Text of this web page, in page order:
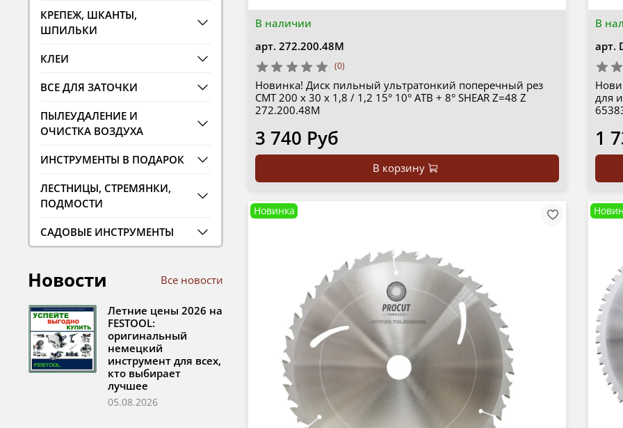
В наличии
арт. 272.200.48M
(0)
Новинка! Диск пильный ультратонкий поперечный рез
CMT 200 x 30 x 1,8 / 1,2 15° 10° ATB + 8° SHEAR Z=48 Z
272.200.48M
3 740 Руб
В корзину
В
арт.
для
1
Новинка
КРЕПЕЖ, ШКАНТЫ,
ШПИЛЬКИ
КЛЕИ
ВСЕ ДЛЯ ЗАТОЧКИ
ПЫЛЕУДАЛЕНИЕ И
ОЧИСТКА ВОЗДУХА
ИНСТРУМЕНТЫ В ПОДАРОК
ЛЕСТНИЦЫ, СТРЕМЯНКИ,
ПОДМОСТИ
САДОВЫЕ ИНСТРУМЕНТЫ
Новости Все новости
Летние цены 2026 на
FESTOOL:
оригинальный
немецкий
инструмент для всех,
кто выбирает
лучшее
05.08.2026